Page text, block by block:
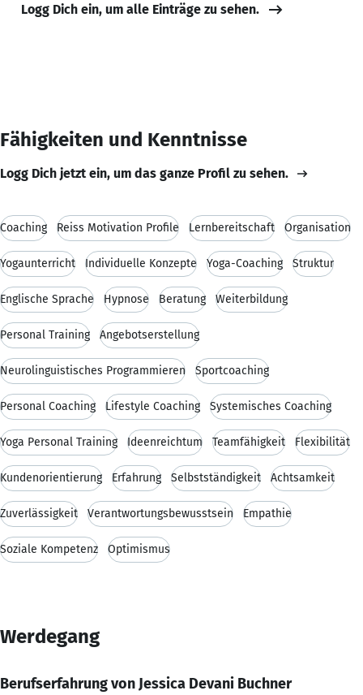
Logg Dich ein, um alle Einträge zu sehen.
Fähigkeiten und Kenntnisse
Logg Dich jetzt ein, um das ganze Profil zu sehen.
Coaching Reiss Motivation Profile Lernbereitschaft Organisation
Yogaunterricht Individuelle Konzepte Yoga-Coaching Struktur
Englische Sprache Hypnose Beratung Weiterbildung
Personal Training Angebotserstellung
Neurolinguistisches Programmieren Sportcoaching
Personal Coaching Lifestyle Coaching Systemisches Coaching
Yoga Personal Training Ideenreichtum Teamfähigkeit Flexibilität
Kundenorientierung Erfahrung Selbstständigkeit Achtsamkeit
Zuverlässigkeit Verantwortungsbewusstsein Empathie
Soziale Kompetenz Optimismus
Werdegang
Berufserfahrung von Jessica Devani Buchner